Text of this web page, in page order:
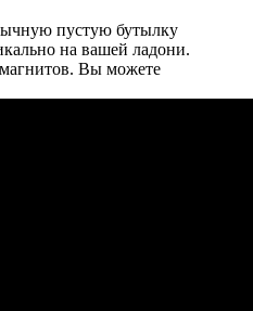
пустую бутылку
на вашей ладони.
Вы можете